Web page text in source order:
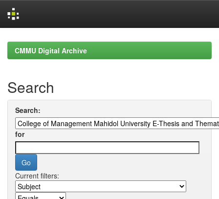
navigationCMMU Digital Archive
Search
Search:
for
Current filters: